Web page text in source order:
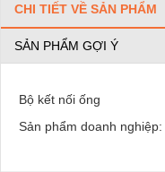
CHI TIẾT VỀ SẢN PHẨM
SẢN PHẨM GỢI Ý
Bộ kết nối ống
Sản phẩm doanh nghiệp: